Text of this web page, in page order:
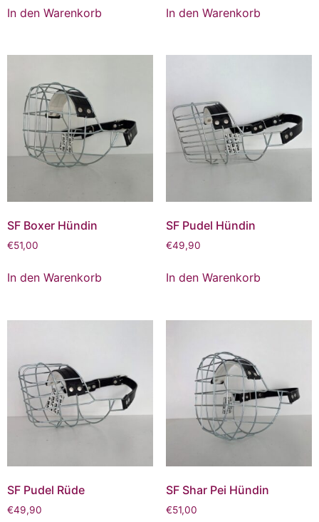
In den Warenkorb In den Warenkorb
SF Boxer Hündin
€51,00
In den Warenkorb
SF Pudel Hündin
€49,90
In den Warenkorb
SF Pudel Rüde
€49,90
SF Shar Pei Hündin
€51,00